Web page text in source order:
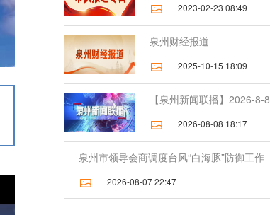
2023-02-23 08:49
泉州财经报道
2025-10-15 18:09
【泉州新闻联播】2026-8-8
2026-08-08 18:17
泉州市领导会商调度台风“白海豚”防御工作
2026-08-07 22:47